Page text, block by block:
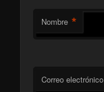
Nombre *
Correo electrónico